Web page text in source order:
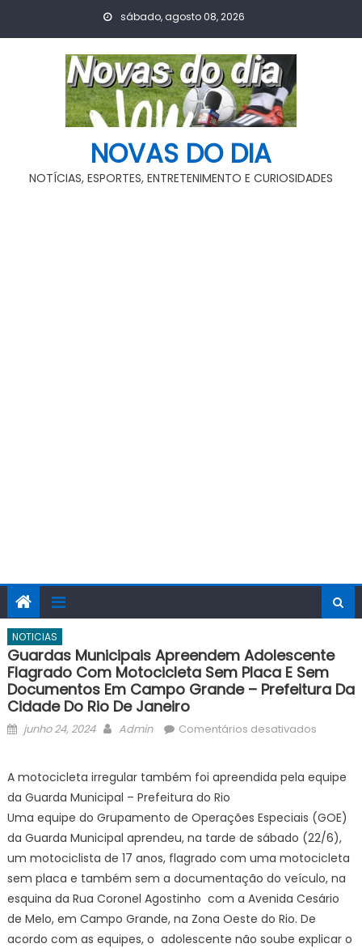
sábado, agosto 08, 2026
NOVAS DO DIA
NOTÍCIAS, ESPORTES, ENTRETENIMENTO E CURIOSIDADES
NOTICIAS
Guardas Municipais Apreendem Adolescente
Flagrado Com Motocicleta Sem Placa E Sem
Documentos Em Campo Grande – Prefeitura Da
Cidade Do Rio De Janeiro
Posted
junho 24, 2024 Author
Admin Comentários desativadosem
com
sem
placa
e
A motocicleta irregular também foi apreendida pela equipe
da Guarda Municipal – Prefeitura do Rio
Uma equipe do Grupamento de Operações Especiais (GOE)
da Guarda Municipal aprendeu, na tarde de sábado (22/6),
um motociclista de 17 anos, flagrado com uma motocicleta
sem placa e também sem a documentação do veículo, na
esquina da Rua Coronel Agostinho com a Avenida Cesário
de Melo, em Campo Grande, na Zona Oeste do Rio. De
acordo com as equipes, o adolescente não soube explicar o